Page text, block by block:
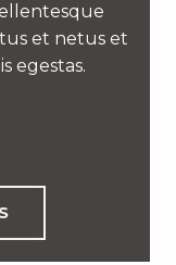
et netus et
egestas.